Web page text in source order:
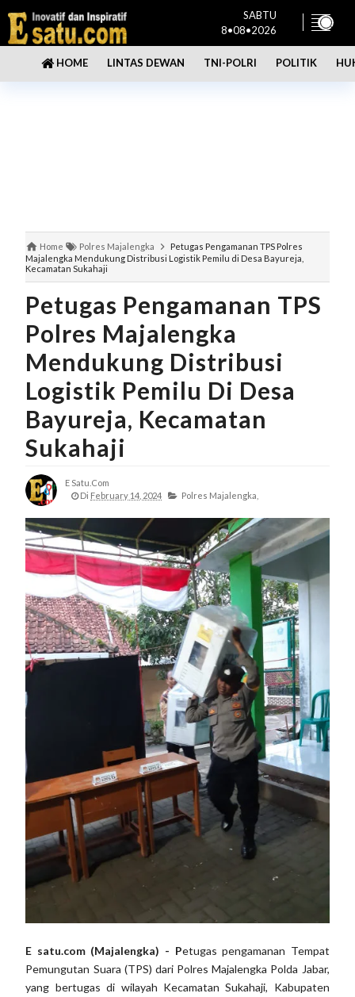
SABTU
8•08•2026
HOME LINTAS DEWAN TNI-POLRI POLITIK
Home Polres Majalengka
Petugas Pengamanan TPS Polres
Majalengka Mendukung Distribusi Logistik Pemilu di Desa Bayureja,
Kecamatan Sukahaji
Petugas Pengamanan TPS
Polres Majalengka
Mendukung Distribusi
Logistik Pemilu Di Desa
Bayureja, Kecamatan
Sukahaji
E Satu.com
Di February 14, 2024 Polres Majalengka,
E satu.com (Majalengka) - Petugas pengamanan Tempat
Pemungutan Suara (TPS) dari Polres Majalengka Polda Jabar,
yang bertugas di wilayah Kecamatan Sukahaji, Kabupaten